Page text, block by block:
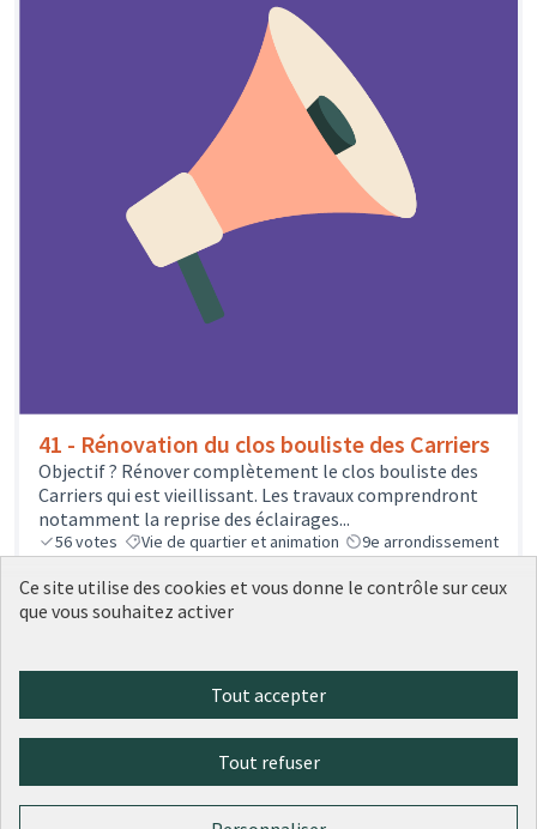
41 - Rénovation du clos bouliste des Carriers
Objectif ? Rénover complètement le clos bouliste des
Carriers qui est vieillissant. Les travaux comprendront
notamment la reprise des éclairages...
56votes Vie de quartier et animation 9e arrondissement
500 000 €
Résultats par page :
3 … 20
Ce site utilise des cookies et vous donne le contrôle sur ceux
que vous souhaitez activer
Tout accepter
Tout refuser